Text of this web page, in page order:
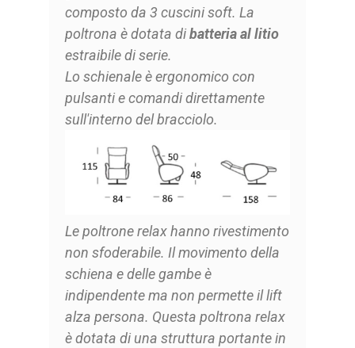
composto da 3 cuscini soft. La
poltrona è dotata dibatteria al litio
estraibile di serie.
Lo schienale è ergonomico con
pulsanti e comandi direttamente
sull'interno del bracciolo.
Le poltrone relax hanno rivestimento
non sfoderabile. Il movimento della
schiena e delle gambe è
indipendente ma non permette il lift
alza persona. Questa poltrona relax
è dotata di una struttura portante in